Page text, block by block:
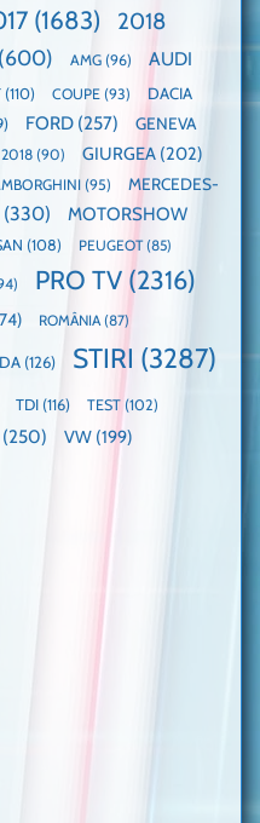
(1683)
2018
(600) AMG (96)
AUDI
(110) COUPE (93)
DACIA
FORD (257)
GENEVA
(90) GIURGEA (202)
(95)
MERCEDES-
(330)
MOTORSHOW
(108) PEUGEOT(85)
PRO TV (2316)
ROMÂNIA(87)
(126) STIRI (3287)
TDI (116) TEST (102)
(250) VW (199)